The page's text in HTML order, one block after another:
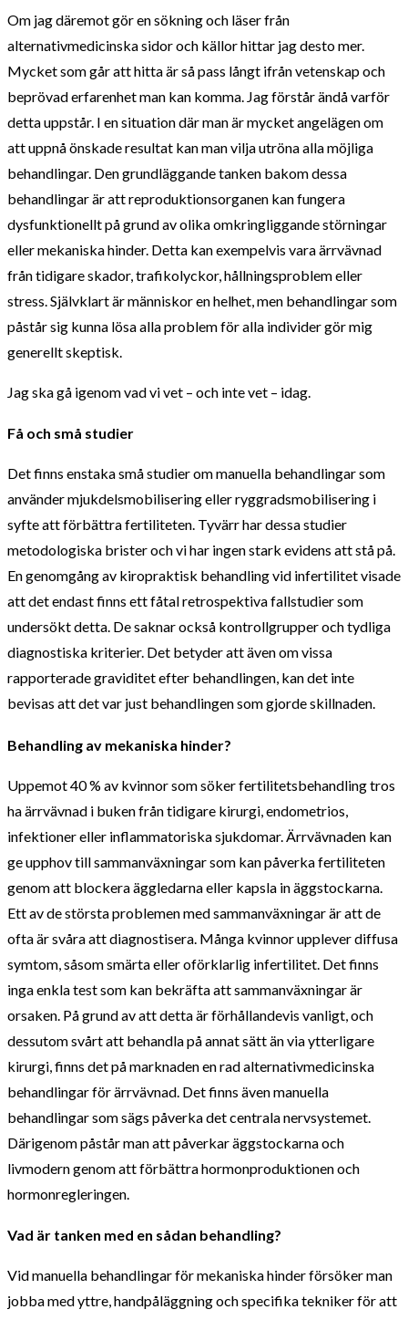
Om jag däremot gör en sökning och läser från
alternativmedicinska sidor och källor hittar jag desto mer.
Mycket som går att hitta är så pass långt ifrån vetenskap och
beprövad erfarenhet man kan komma. Jag förstår ändå varför
detta uppstår. I en situation där man är mycket angelägen om
att uppnå önskade resultat kan man vilja utröna alla möjliga
behandlingar. Den grundläggande tanken bakom dessa
behandlingar är att reproduktionsorganen kan fungera
dysfunktionellt på grund av olika omkringliggande störningar
eller mekaniska hinder. Detta kan exempelvis vara ärrvävnad
från tidigare skador, trafikolyckor, hållningsproblem eller
stress. Självklart är människor en helhet, men behandlingar som
påstår sig kunna lösa alla problem för alla individer gör mig
generellt skeptisk.
Jag ska gå igenom vad vi vet – och inte vet – idag.
Få och små studier
Det finns enstaka små studier om manuella behandlingar som
använder mjukdelsmobilisering eller ryggradsmobilisering i
syfte att förbättra fertiliteten. Tyvärr har dessa studier
metodologiska brister och vi har ingen stark evidens att stå på.
En genomgång av kiropraktisk behandling vid infertilitet visade
att det endast finns ett fåtal retrospektiva fallstudier som
undersökt detta. De saknar också kontrollgrupper och tydliga
diagnostiska kriterier. Det betyder att även om vissa
rapporterade graviditet efter behandlingen, kan det inte
bevisas att det var just behandlingen som gjorde skillnaden.
Behandling av mekaniska hinder?
Uppemot 40 % av kvinnor som söker fertilitetsbehandling tros
ha ärrvävnad i buken från tidigare kirurgi, endometrios,
infektioner eller inflammatoriska sjukdomar. Ärrvävnaden kan
ge upphov till sammanväxningar som kan påverka fertiliteten
genom att blockera äggledarna eller kapsla in äggstockarna.
Ett av de största problemen med sammanväxningar är att de
ofta är svåra att diagnostisera. Många kvinnor upplever diffusa
symtom, såsom smärta eller oförklarlig infertilitet. Det finns
inga enkla test som kan bekräfta att sammanväxningar är
orsaken. På grund av att detta är förhållandevis vanligt, och
dessutom svårt att behandla på annat sätt än via ytterligare
kirurgi, finns det på marknaden en rad alternativmedicinska
behandlingar för ärrvävnad. Det finns även manuella
behandlingar som sägs påverka det centrala nervsystemet.
Därigenom påstår man att påverkar äggstockarna och
livmodern genom att förbättra hormonproduktionen och
hormonregleringen.
Vad är tanken med en sådan behandling?
Vid manuella behandlingar för mekaniska hinder försöker man
jobba med yttre, handpåläggning och specifika tekniker för att